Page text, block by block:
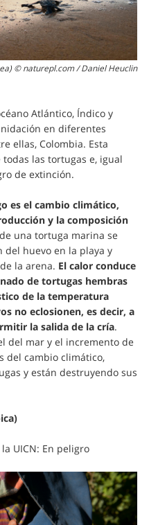
© naturepl.com / Daniel Heuclin
Atlántico, Índico y
en diferentes
ellas, Colombia. Esta
las tortugas e, igual
de extinción.
es el cambio climático,
y la composición
una tortuga marina se
huevo en la playa y
la arena. El calor conduce
de tortugas hembras
de la temperatura
no eclosionen, es decir, a
la salida de la cría.
del mar y el incremento de
del cambio climático,
y están destruyendo sus
UICN: En peligro